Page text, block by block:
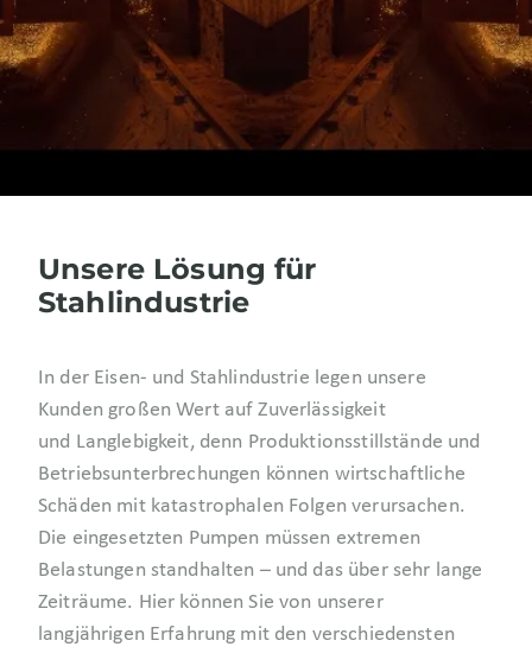
Unsere Lösung für
Stahlindustrie
In der Eisen- und Stahlindustrie legen unsere
Kunden großen Wert auf Zuverlässigkeit
und Langlebigkeit, denn Produktionsstillstände und
Betriebsunterbrechungen können wirtschaftliche
Schäden mit katastrophalen Folgen verursachen.
Die eingesetzten Pumpen müssen extremen
Belastungen standhalten – und das über sehr lange
Zeiträume. Hier können Sie von unserer
langjährigen Erfahrung mit den verschiedensten